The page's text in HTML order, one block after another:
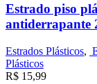
Estrado piso
antiderrapante
Estrados Plásticos,
Plásticos
R$ 15,99